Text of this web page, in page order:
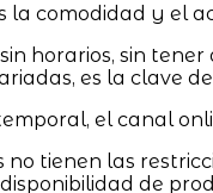
la comodidad y el
horarios, sin
es la clave
el canal
tienen las
de